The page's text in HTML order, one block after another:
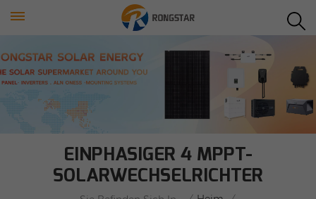
EINPHASIGER 4 MPPT-
SOLARWECHSELRICHTER